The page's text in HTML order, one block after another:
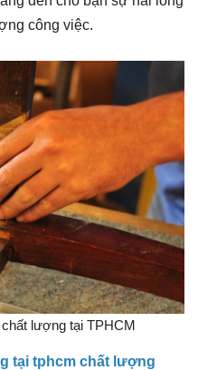
công việc.
lượng tại TPHCM
tại tphcm chất lượng